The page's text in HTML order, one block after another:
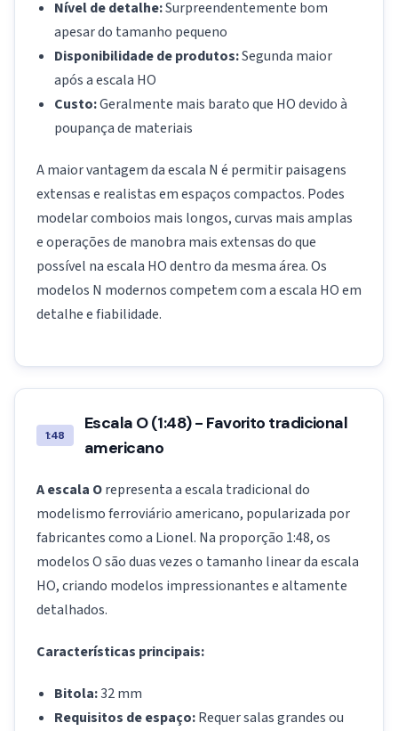
Nível de detalhe:Surpreendentemente bom
apesar do tamanho pequeno
Disponibilidade de produtos:Segunda maior
após a escala HO
Custo:Geralmente mais barato que HO devido à
poupança de materiais
A maior vantagem da escala N é permitir paisagens
extensas e realistas em espaços compactos. Podes
modelar comboios mais longos, curvas mais amplas
e operações de manobra mais extensas do que
possível na escala HO dentro da mesma área. Os
modelos N modernos competem com a escala HO em
detalhe e fiabilidade.
1:48
Escala O (1:48) - Favorito tradicional
americano
A escala Orepresenta a escala tradicional do
modelismo ferroviário americano, popularizada por
fabricantes como a Lionel. Na proporção 1:48, os
modelos O são duas vezes o tamanho linear da escala
HO, criando modelos impressionantes e altamente
detalhados.
Características principais:
Bitola:32 mm
Requisitos de espaço:Requer salas grandes ou